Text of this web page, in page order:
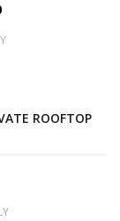
ROOFTOP